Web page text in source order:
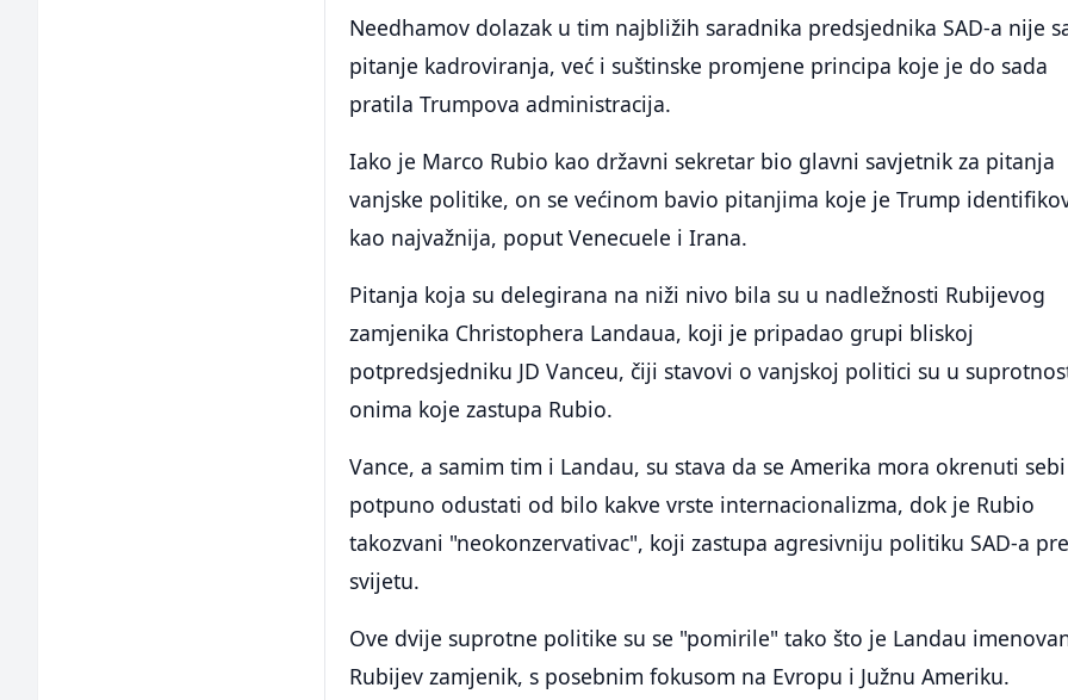
Needhamov dolazak u tim najbližih saradnika predsjednika SAD-a nije
pitanje kadroviranja, već i suštinske promjene principa koje je do sada
pratila Trumpova administracija.
Iako je Marco Rubio kao državni sekretar bio glavni savjetnik za pitanja
vanjske politike, on se većinom bavio pitanjima koje je Trump
kao najvažnija, poput Venecuele i Irana.
Pitanja koja su delegirana na niži nivo bila su u nadležnosti Rubijevog
zamjenika Christophera Landaua, koji je pripadao grupi bliskoj
potpredsjedniku JD Vanceu, čiji stavovi o vanjskoj politici su u
onima koje zastupa Rubio.
Vance, a samim tim i Landau, su stava da se Amerika mora okrenuti
potpuno odustati od bilo kakve vrste internacionalizma, dok je Rubio
takozvani "neokonzervativac", koji zastupa agresivniju politiku SAD-a
svijetu.
Ove dvije suprotne politike su se "pomirile" tako što je Landau
Rubijev zamjenik, s posebnim fokusom na Evropu i Južnu Ameriku.